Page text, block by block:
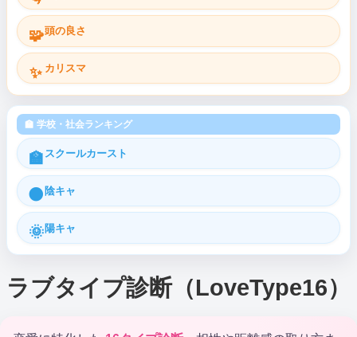
🧩頭の良さ
✨ カリスマ
🏫 学校・社会ランキング
🏫 スクールカースト
🌑 陰キャ
🌞陽キャ
ラブタイプ診断（LoveType16）